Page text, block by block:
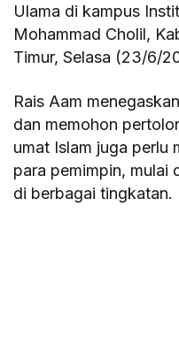
Ulama di kampus
Mohammad Cholil,
Timur, Selasa (23/6/
Rais Aam
dan memohon
umat Islam juga perlu
para pemimpin, mulai
di berbagai tingkatan.